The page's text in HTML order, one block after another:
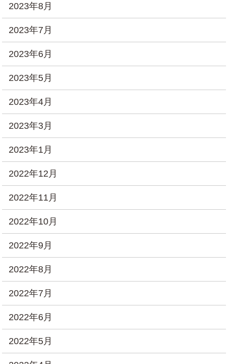
2023年8月
2023年7月
2023年6月
2023年5月
2023年4月
2023年3月
2023年1月
2022年12月
2022年11月
2022年10月
2022年9月
2022年8月
2022年7月
2022年6月
2022年5月